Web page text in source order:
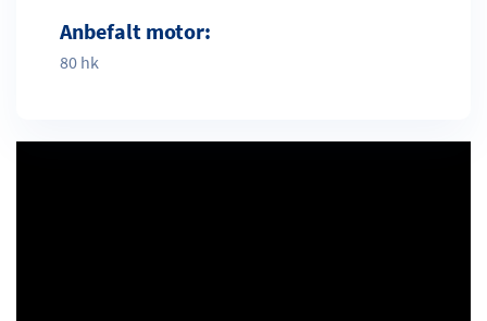
Anbefalt motor:
80 hk